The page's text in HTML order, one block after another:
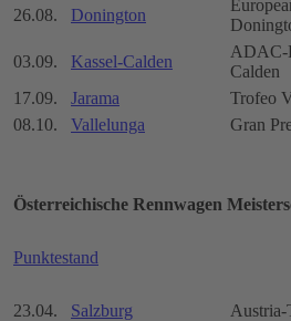
26.08.
Donington
03.09.
Kassel-Calden
ADAC-
Calden
17.09.
Jarama
Trofeo
08.10.
Vallelunga Gran
Österreichische Rennwagen
Punktestand
23.04. Salzburg
Austria-